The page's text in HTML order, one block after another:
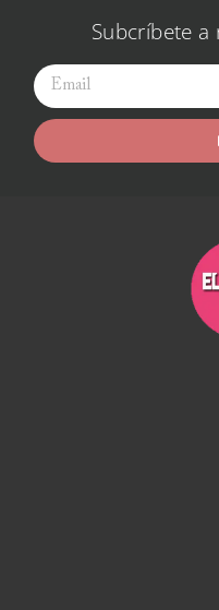
Subcríbete